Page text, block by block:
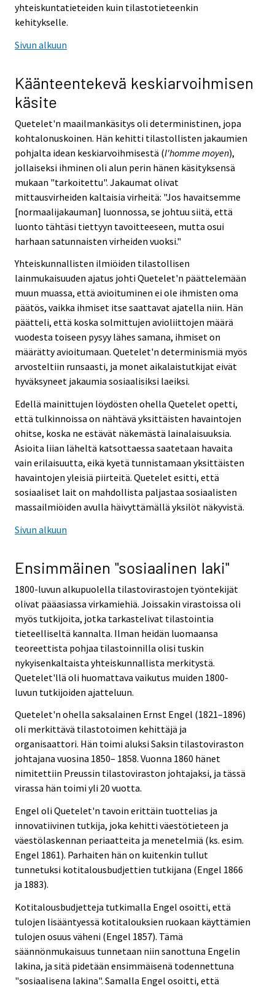
yhteiskuntatieteiden kuin tilastotieteenkin
kehitykselle.
Sivun alkuun
Käänteentekevä keskiarvoihmisen
käsite
Quetelet'n maailmankäsitys oli deterministinen, jopa
kohtalonuskoinen. Hän kehitti tilastollisten jakaumien
pohjalta idean keskiarvoihmisestä (l'homme moyen),
jollaiseksi ihminen oli alun perin hänen käsityksensä
mukaan "tarkoitettu". Jakaumat olivat
mittausvirheiden kaltaisia virheitä: "Jos havaitsemme
[normaalijakauman] luonnossa, se johtuu siitä, että
luonto tähtäsi tiettyyn tavoitteeseen, mutta osui
harhaan satunnaisten virheiden vuoksi."
Yhteiskunnallisten ilmiöiden tilastollisen
lainmukaisuuden ajatus johti Quetelet'n päättelemään
muun muassa, että avioituminen ei ole ihmisten oma
päätös, vaikka ihmiset itse saattavat ajatella niin. Hän
päätteli, että koska solmittujen avioliittojen määrä
vuodesta toiseen pysyy lähes samana, ihmiset on
määrätty avioitumaan. Quetelet'n determinismiä myös
arvosteltiin runsaasti, ja monet aikalaistutkijat eivät
hyväksyneet jakaumia sosiaalisiksi laeiksi.
Edellä mainittujen löydösten ohella Quetelet opetti,
että tulkinnoissa on nähtävä yksittäisten havaintojen
ohitse, koska ne estävät näkemästä lainalaisuuksia.
Asioita liian läheltä katsottaessa saatetaan havaita
vain erilaisuutta, eikä kyetä tunnistamaan yksittäisten
havaintojen yleisiä piirteitä. Quetelet esitti, että
sosiaaliset lait on mahdollista paljastaa sosiaalisten
massailmiöiden avulla häivyttämällä yksilöt näkyvistä.
Sivun alkuun
Ensimmäinen "sosiaalinen laki"
1800-luvun alkupuolella tilastovirastojen työntekijät
olivat pääasiassa virkamiehiä. Joissakin virastoissa oli
myös tutkijoita, jotka tarkastelivat tilastointia
tieteelliseltä kannalta. Ilman heidän luomaansa
teoreettista pohjaa tilastoinnilla olisi tuskin
nykyisenkaltaista yhteiskunnallista merkitystä.
Quetelet'llä oli huomattava vaikutus muiden 1800-
luvun tutkijoiden ajatteluun.
Quetelet'n ohella saksalainen Ernst Engel (1821–1896)
oli merkittävä tilastotoimen kehittäjä ja
organisaattori. Hän toimi aluksi Saksin tilastoviraston
johtajana vuosina 1850– 1858. Vuonna 1860 hänet
nimitettiin Preussin tilastoviraston johtajaksi, ja tässä
virassa hän toimi yli 20 vuotta.
Engel oli Quetelet'n tavoin erittäin tuottelias ja
innovatiivinen tutkija, joka kehitti väestötieteen ja
väestölaskennan periaatteita ja menetelmiä (ks. esim.
Engel 1861). Parhaiten hän on kuitenkin tullut
tunnetuksi kotitalousbudjettien tutkijana (Engel 1866
ja 1883).
Kotitalousbudjetteja tutkimalla Engel osoitti, että
tulojen lisääntyessä kotitalouksien ruokaan käyttämien
tulojen osuus väheni (Engel 1857). Tämä
säännönmukaisuus tunnetaan niin sanottuna Engelin
lakina, ja sitä pidetään ensimmäisenä todennettuna
"sosiaalisena lakina". Samalla Engel osoitti, että